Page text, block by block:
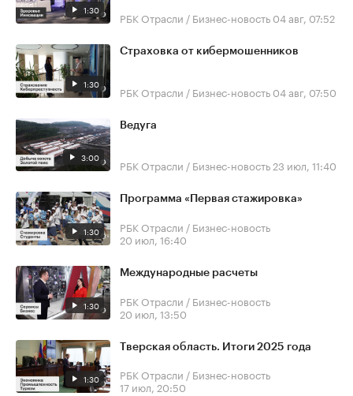
1:30 РБК Отрасли / Бизнес-новость 04 авг, 07:52
1:30
Страховка от кибермошенников
РБК Отрасли / Бизнес-новость 04 авг, 07:50
3:00
Ведуга
РБК Отрасли / Бизнес-новость 23 июл, 11:40
1:30
Программа «Первая стажировка»
РБК Отрасли / Бизнес-новость
20 июл, 16:40
1:30
Международные расчеты
РБК Отрасли / Бизнес-новость
20 июл, 13:50
1:30
Тверская область. Итоги 2025 года
РБК Отрасли / Бизнес-новость
17 июл, 20:50